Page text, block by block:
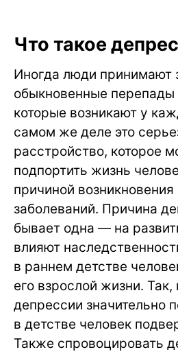
Что такое
Иногда люди принимают
обыкновенные перепады
которые возникают у
самом же деле это
расстройство, которое
подпортить жизнь
причиной
заболеваний. Причина
бывает одна — на
влияют
в раннем детстве
его взрослой жизни. Так,
депрессии значительно
в детстве человек
Также спровоцировать